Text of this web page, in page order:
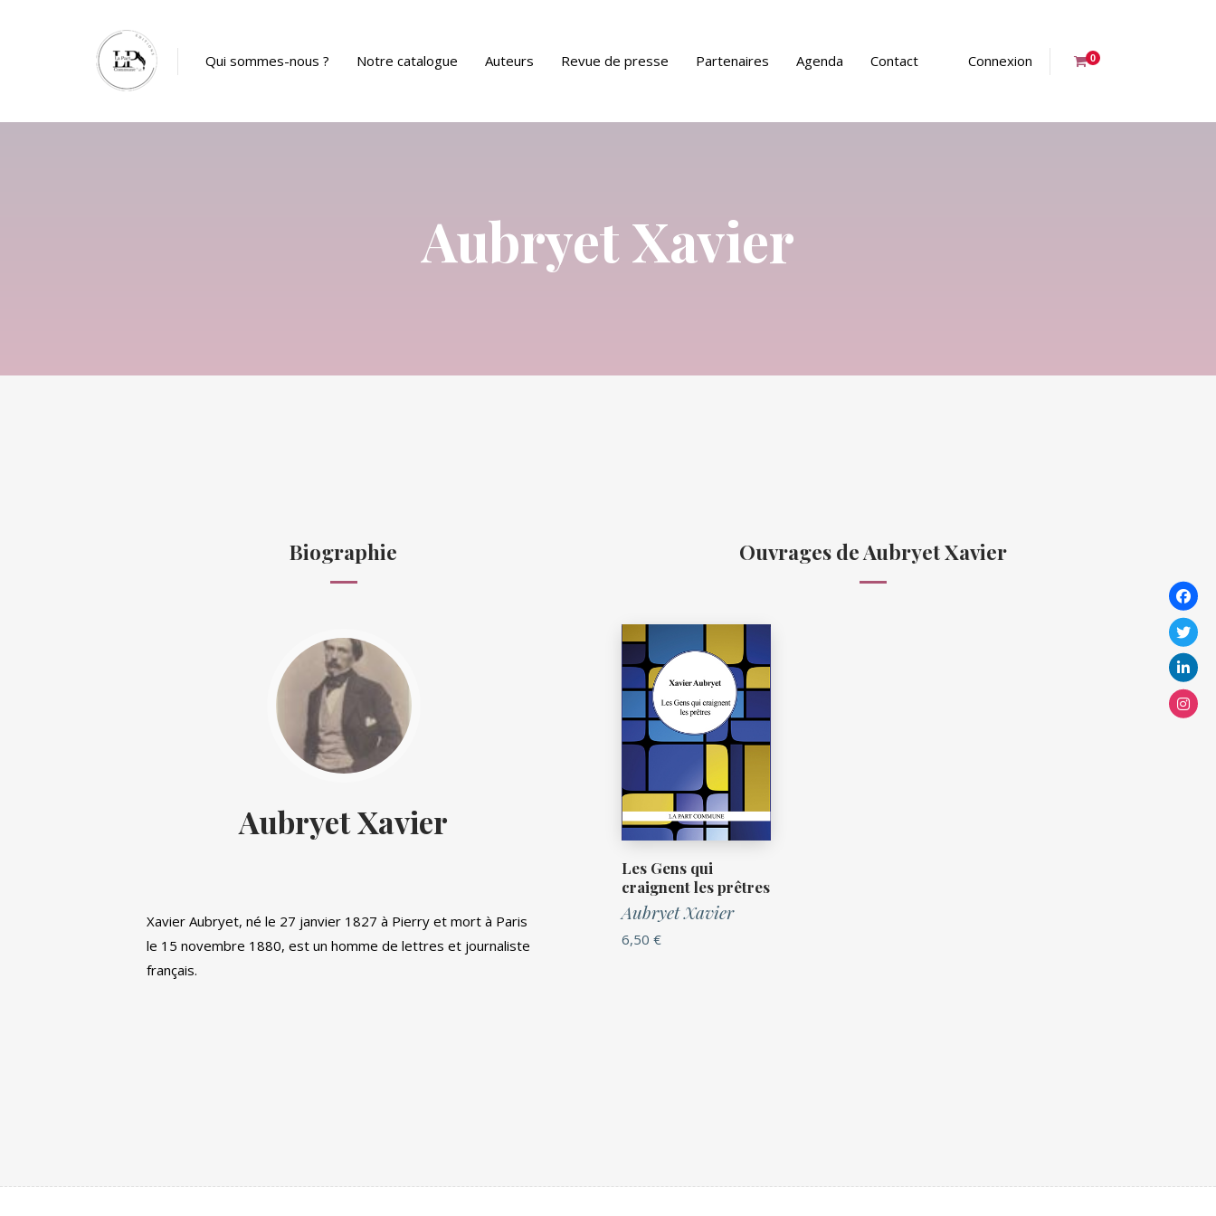
Qui sommes-nous ? Notre catalogue Auteurs Revue de presse Partenaires Agenda Contact Connexion 0
Aubryet Xavier
Biographie
Aubryet Xavier
Xavier Aubryet, né le 27 janvier 1827 à Pierry et mort à Paris
le 15 novembre 1880, est un homme de lettres et journaliste
français.
Ouvrages de Aubryet Xavier
Les Gens qui
craignent les prêtres
Aubryet Xavier
6,50 €